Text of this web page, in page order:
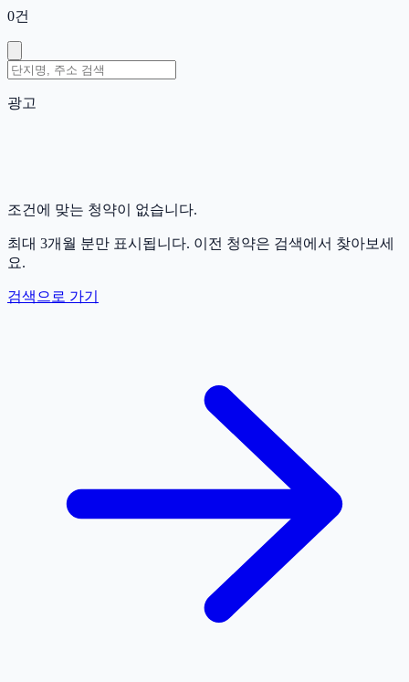
0건
광고
조건에 맞는 청약이 없습니다.
최대 3개월 분만 표시됩니다. 이전 청약은 검색에서 찾아보세
요.
검색으로 가기